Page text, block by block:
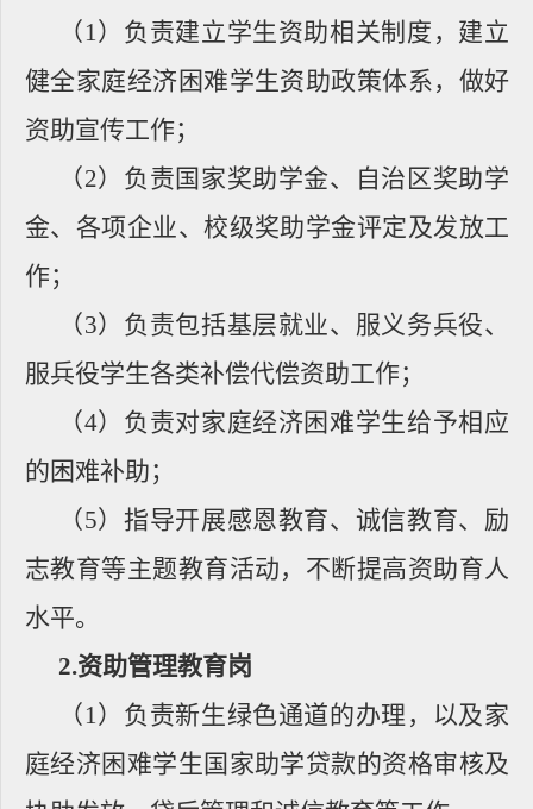
（ 1）负责建立学生资助相关制度，建立
健全家庭经济困难学生资助政策体系，做好
资助宣传工作；
（2）负责国家奖助学金、自治区奖助学
金、各项企业、校级奖助学金评定及发放工
作；
（3）负责包括基层就业、服义务兵役、
服兵役学生各类补偿代偿资助工作；
（4）负责对家庭经济困难学生给予相应
的困难补助；
（5）指导开展感恩教育、诚信教育、励
志教育等主题教育活动，不断提高资助育人
水平。
2.资助管理教育岗
（ 1）负责新生绿色通道的办理，以及家
庭经济困难学生国家助学贷款的资格审核及